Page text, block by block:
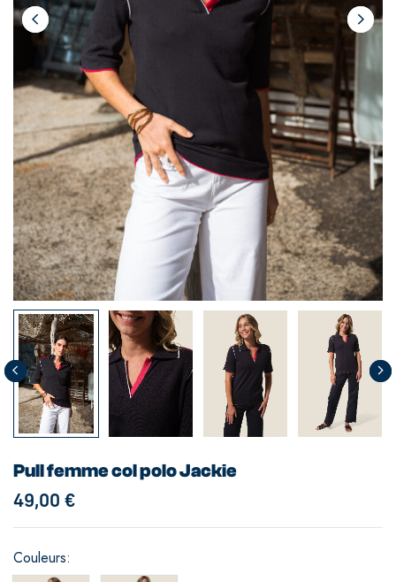
Pull femme col polo Jackie
49,00 €
Couleurs